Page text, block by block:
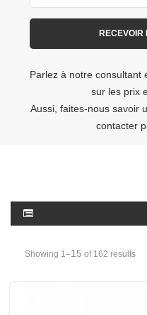
Parlez à notre consultant
sur les prix
Aussi, faites-nous savoir
contacter
Showing 1–15 of 162 results